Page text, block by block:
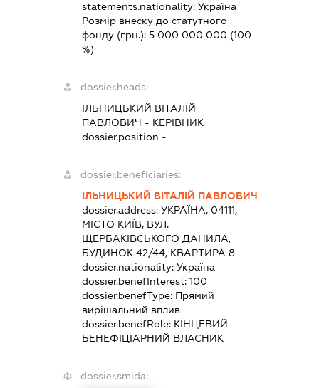
statements.nationality: Україна
Розмір внеску до статутного
фонду (грн.): 5 000 000 000 (100
%)
dossier.heads:
ІЛЬНИЦЬКИЙ ВІТАЛІЙ
ПАВЛОВИЧ - КЕРІВНИК
dossier.position -
dossier.beneficiaries:
ІЛЬНИЦЬКИЙ ВІТАЛІЙ ПАВЛОВИЧ
dossier.address: УКРАЇНА, 04111,
МІСТО КИЇВ, ВУЛ.
ЩЕРБАКІВСЬКОГО ДАНИЛА,
БУДИНОК 42/44, КВАРТИРА 8
dossier.nationality: Україна
dossier.benefInterest: 100
dossier.benefType: Прямий
вирішальний вплив
dossier.benefRole: КІНЦЕВИЙ
БЕНЕФІЦІАРНИЙ ВЛАСНИК
dossier.smida: